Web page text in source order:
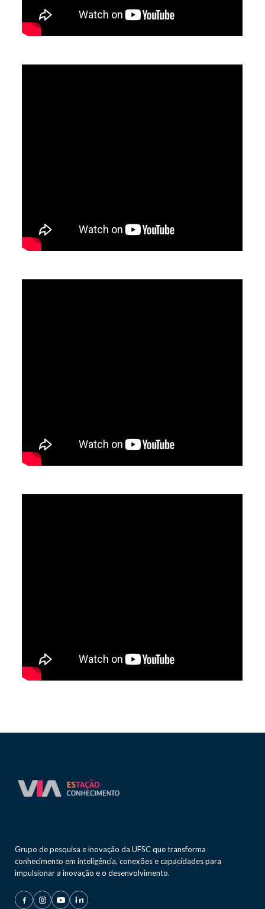
Grupo de pesquisa e inovação da UFSC que transforma
conhecimento em inteligência, conexões e capacidades para
impulsionar a inovação e o desenvolvimento.